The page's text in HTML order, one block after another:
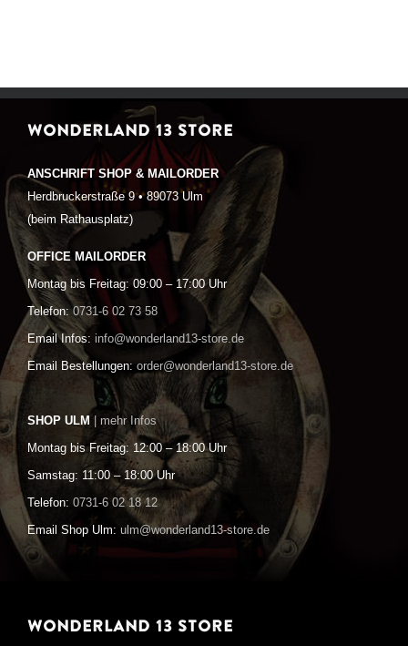
WONDERLAND 13 STORE
ANSCHRIFT SHOP & MAILORDER
Herdbruckerstraße 9 • 89073 Ulm
(beim Rathausplatz)
OFFICE MAILORDER
Montag bis Freitag: 09:00 – 17:00 Uhr
Telefon: 0731-6 02 73 58
Email Infos: info@wonderland13-store.de
Email Bestellungen: order@wonderland13-store.de
SHOP ULM | mehr Infos
Montag bis Freitag: 12:00 – 18:00 Uhr
Samstag: 11:00 – 18:00 Uhr
Telefon: 0731-6 02 18 12
Email Shop Ulm: ulm@wonderland13-store.de
WONDERLAND 13 STORE